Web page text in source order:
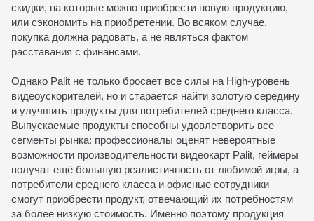
скидки, на которые можно приобрести новую продукцию,
или сэкономить на приобретении. Во всяком случае,
покупка должна радовать, а не являться фактом
расставания с финансами.
Однако Palit не только бросает все силы на High-уровень
видеоускорителей, но и старается найти золотую середину
и улучшить продукты для потребителей среднего класса.
Выпускаемые продукты способны удовлетворить все
сегменты рынка: профессионалы оценят невероятные
возможности производительности видеокарт Palit, геймеры
получат ещё большую реалистичность от любимой игры, а
потребители среднего класса и офисные сотрудники
смогут приобрести продукт, отвечающий их потребностям
за более низкую стоимость. Именно поэтому продукция